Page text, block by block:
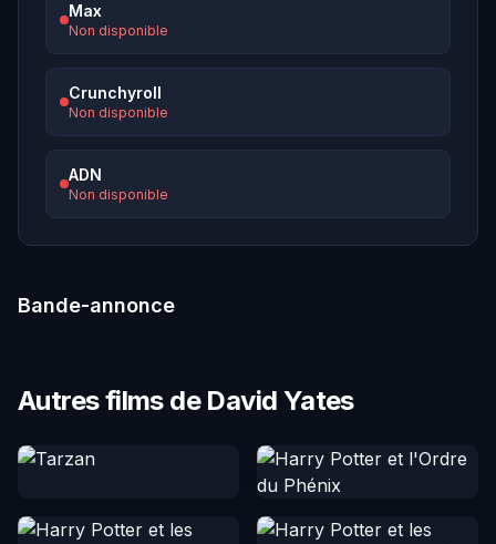
Max
Non disponible
Crunchyroll
Non disponible
ADN
Non disponible
Bande-annonce
Autres films de David Yates